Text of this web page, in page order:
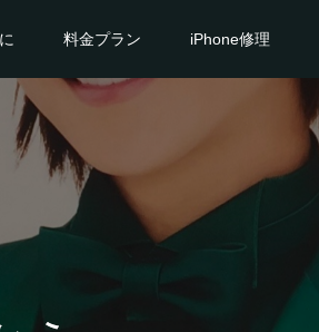
料金プラン iPhone修理